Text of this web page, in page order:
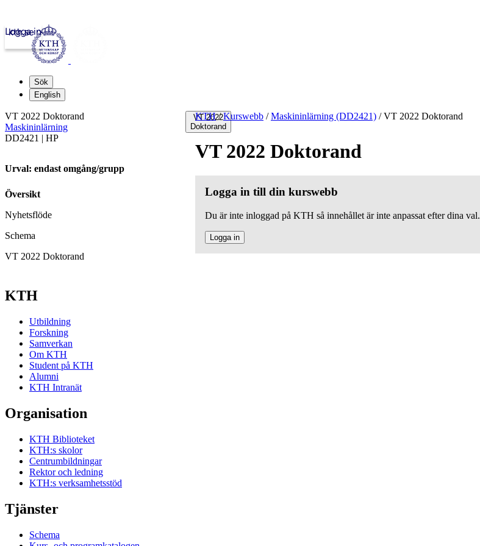
kth.se
Logga in
Sök
English
VT 2022
Doktorand
KTH / Kurswebb / Maskininlärning (DD2421) /VT 2022 Doktorand
VT 2022 Doktorand
Logga in till din kurswebb
Du är inte inloggad på KTH så innehållet är inte anpassat efter dina val.
Logga in
VT 2022 Doktorand
Maskininlärning
DD2421 | HP
Urval: endast omgång/grupp
Översikt
Nyhetsflöde
Schema
VT 2022 Doktorand
KTH
Utbildning
Forskning
Samverkan
Om KTH
Student på KTH
Alumni
KTH Intranät
Organisation
KTH Biblioteket
KTH:s skolor
Centrumbildningar
Rektor och ledning
KTH:s verksamhetsstöd
Tjänster
Schema